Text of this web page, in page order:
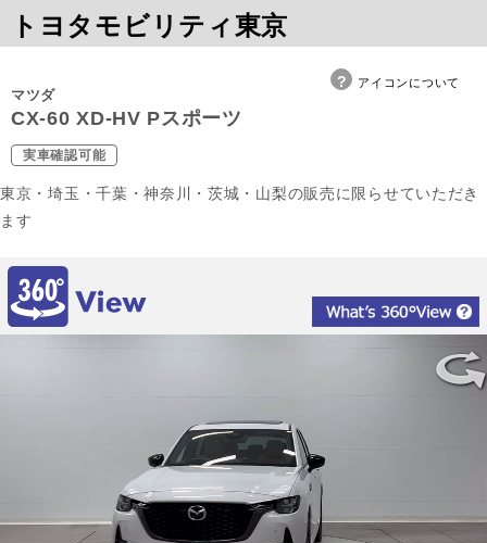
トヨタモビリティ東京
アイコンについて
マツダ
CX-60 XD-HV Pスポーツ
実車確認可能
東京・埼玉・千葉・神奈川・茨城・山梨の販売に限らせていただき
ます